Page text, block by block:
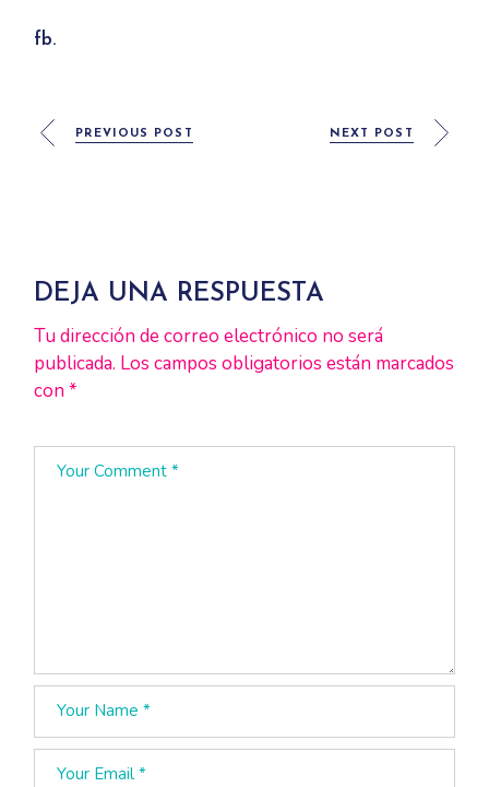
fb.
PREVIOUS POST NEXT POST
DEJA UNA RESPUESTA
Tu dirección de correo electrónico no será
publicada. Los campos obligatorios están marcados
con*